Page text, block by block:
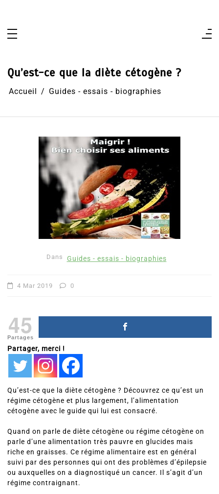
Qu’est-ce que la diète cétogène ?
Accueil Guides - essais - biographies
Dans Guides - essais - biographies
4 Mar 2019 0
45
Partages
Partager, merci !
Qu’est-ce que la diète cétogène ? Découvrez ce qu’est un
régime cétogène et plus largement, l’alimentation
cétogène avec le guide qui lui est consacré.
Quand on parle de diète cétogène ou régime cétogène on
parle d’une alimentation très pauvre en glucides mais
riche en graisses. Ce régime alimentaire est en général
suivi par des personnes qui ont des problèmes d’épilepsie
ou auxquelles on a diagnostiqué un cancer. Il s’agit d’un
régime contraignant.